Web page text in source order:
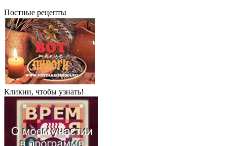
Постные рецепты
Кликни, чтобы узнать!